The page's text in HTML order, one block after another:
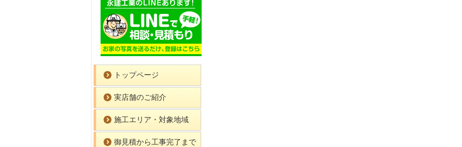
トップページ
実店舗のご紹介
施工エリア・対象地域
御見積から工事完了まで